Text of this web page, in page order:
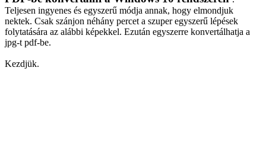
Teljesen ingyenes és egyszerű módja annak, hogy elmondjuk
nektek. Csak szánjon néhány percet a szuper egyszerű lépések
folytatására az alábbi képekkel. Ezután egyszerre konvertálhatja a
jpg-t pdf-be.
Kezdjük.